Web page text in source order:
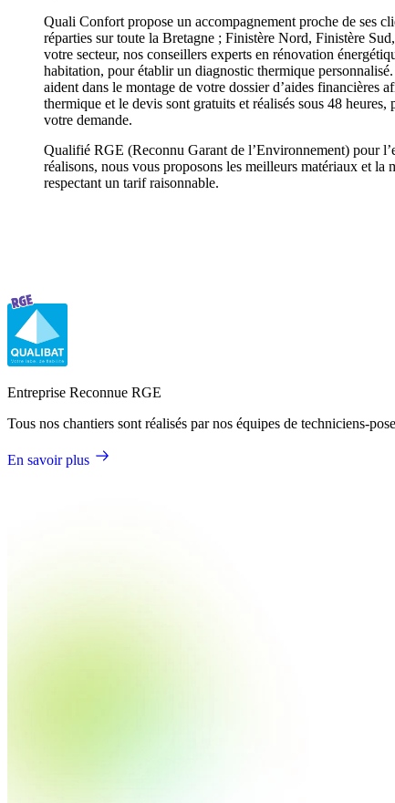
Quali Confort propose un accompagnement proche de ses
réparties sur toute la Bretagne ; Finistère Nord, Finistère
votre secteur, nos conseillers experts en rénovation
habitation, pour établir un diagnostic thermique
aident dans le montage de votre dossier d’aides financières
thermique et le devis sont gratuits et réalisés sous 48
votre demande.
Qualifié RGE (Reconnu Garant de l’Environnement) pour
réalisons, nous vous proposons les meilleurs matériaux et la
respectant un tarif raisonnable.
Entreprise Reconnue RGE
Tous nos chantiers sont réalisés par nos équipes de techniciens-
En savoir plus